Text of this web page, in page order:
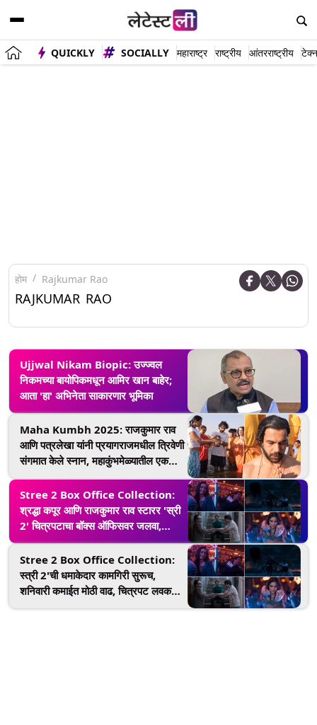
QUICKLY SOCIALLY महाराष्ट्र राष्ट्रीय आंतरराष्ट्रीय
होम Rajkumar Rao
RAJKUMAR RAO
Ujjwal Nikam Biopic: उज्ज्वल
निकमच्या बायोपिकमधून आमिर खान बाहेर;
आता 'हा' अभिनेता साकारणार भूमिका
Maha Kumbh 2025: राजकुमार राव
आणि पत्रलेखा यांनी प्रयागराजमधील त्रिवेणी
संगमात केले स्नान, महाकुंभमेळ्यातील एक
आध्यात्मिक यात्रा
Stree 2 Box Office Collection:
श्रद्धा कपूर आणि राजकुमार राव स्टारर 'स्री
2' चित्रपटाचा बॉक्स ऑफिसवर जलवा,
जाणून घ्या एकूण कमाई
Stree 2 Box Office Collection:
स्त्री 2'ची धमाकेदार कामगिरी सुरूच,
शनिवारी कमाईत मोठी वाढ, चित्रपट लवकरच